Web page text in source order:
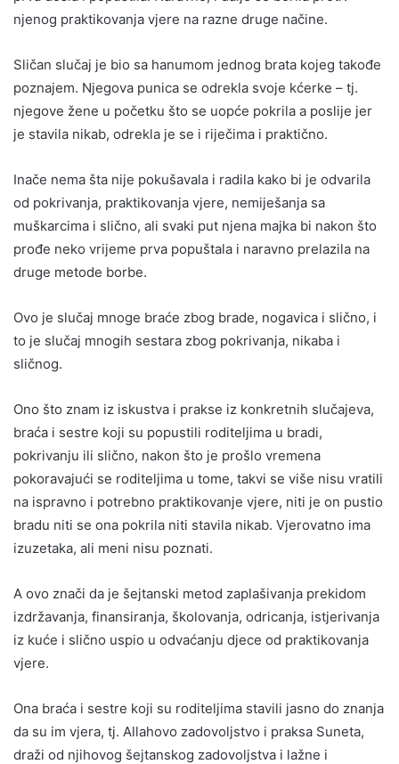
njenog praktikovanja vjere na razne druge načine.
Sličan slučaj je bio sa hanumom jednog brata kojeg takođe
poznajem. Njegova punica se odrekla svoje kćerke – tj.
njegove žene u početku što se uopće pokrila a poslije jer
je stavila nikab, odrekla je se i riječima i praktično.
Inače nema šta nije pokušavala i radila kako bi je odvarila
od pokrivanja, praktikovanja vjere, nemiješanja sa
muškarcima i slično, ali svaki put njena majka bi nakon što
prođe neko vrijeme prva popuštala i naravno prelazila na
druge metode borbe.
Ovo je slučaj mnoge braće zbog brade, nogavica i slično, i
to je slučaj mnogih sestara zbog pokrivanja, nikaba i
sličnog.
Ono što znam iz iskustva i prakse iz konkretnih slučajeva,
braća i sestre koji su popustili roditeljima u bradi,
pokrivanju ili slično, nakon što je prošlo vremena
pokoravajući se roditeljima u tome, takvi se više nisu vratili
na ispravno i potrebno praktikovanje vjere, niti je on pustio
bradu niti se ona pokrila niti stavila nikab. Vjerovatno ima
izuzetaka, ali meni nisu poznati.
A ovo znači da je šejtanski metod zaplašivanja prekidom
izdržavanja, finansiranja, školovanja, odricanja, istjerivanja
iz kuće i slično uspio u odvaćanju djece od praktikovanja
vjere.
Ona braća i sestre koji su roditeljima stavili jasno do znanja
da su im vjera, tj. Allahovo zadovoljstvo i praksa Suneta,
draži od njihovog šejtanskog zadovoljstva i lažne i